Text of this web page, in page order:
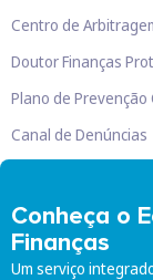
Conheça o
Finanças
Um serviço
Centro de
Doutor Finanças
Plano de Prevenção
Canal de Denúncias